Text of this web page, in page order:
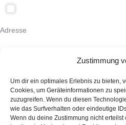
Zustimmung
Um dir ein optimales Erlebnis zu bieten,
Cookies, um Geräteinformationen zu
zuzugreifen. Wenn du diesen
wie das Surfverhalten oder eindeutige
Wenn du deine Zustimmung nicht erteilst
Adresse
+49 (0)451 707 57 800
info(at)auktionshaus-
Auktionshaus